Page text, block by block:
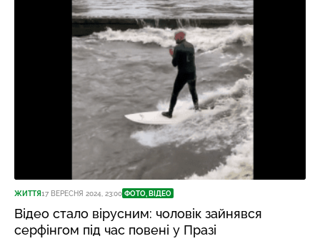
ЖИТТЯ17 ВЕРЕСНЯ 2024, 23:00 ФОТО, ВІДЕО
Відео стало вірусним: чоловік зайнявся
серфінгом під час повені у Празі